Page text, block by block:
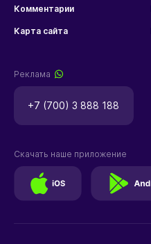
Комментарии
Карта сайта
Реклама
+7 (700) 3 888 188
Скачать наше приложение